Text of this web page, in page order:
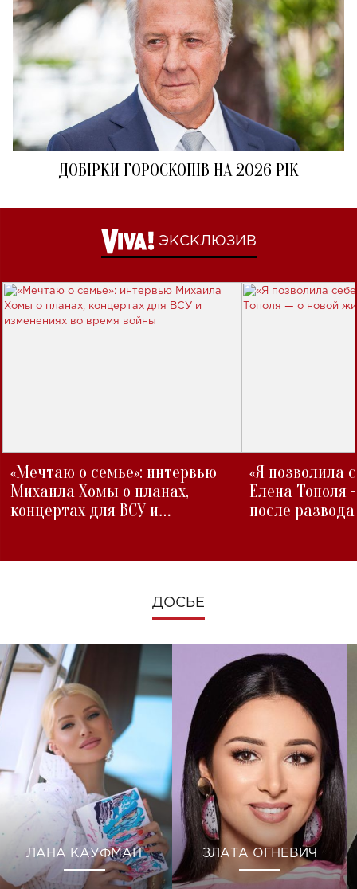
ДОБІРКИ ГОРОСКОПІВ НА 2026 РІК
ЭКСКЛЮЗИВ
«Мечтаю о семье»: интервью
Михаила Хомы о планах,
концертах для ВСУ и
«Я позволила
Елена Тополя
после развода
ДОСЬЕ
ЛАНА КАУФМАН ЗЛАТА ОГНЕВИЧ